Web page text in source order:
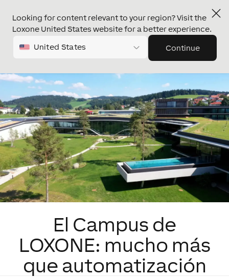
Looking for content relevant to your region? Visit the
Loxone United States website for a better experience.
United States Continue
El Campus de
LOXONE: mucho más
que automatización